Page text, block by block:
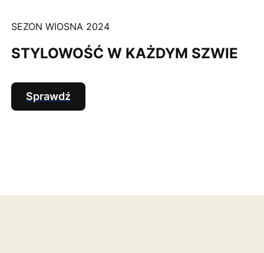
SEZON WIOSNA 2024
STYLOWOŚĆ W KAŻDYM SZWIE
Sprawdź